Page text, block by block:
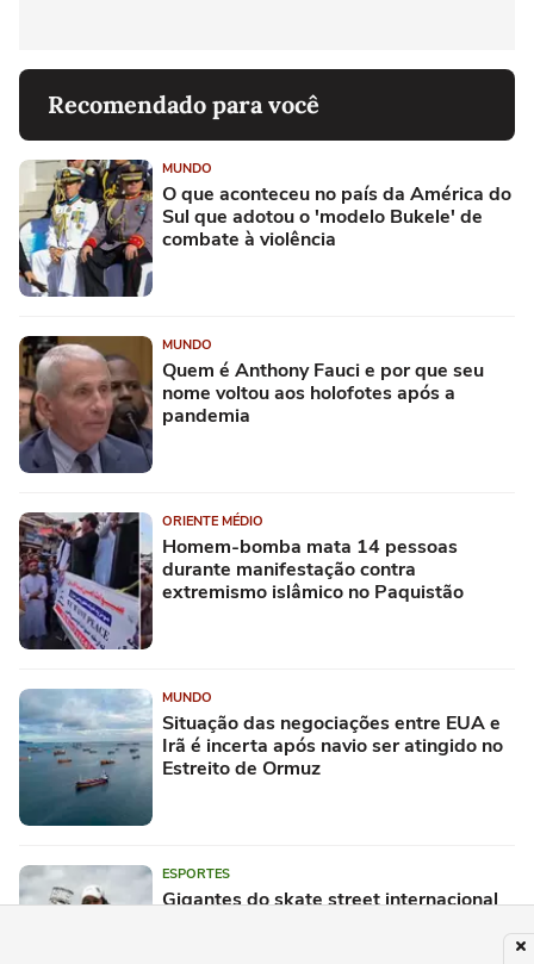
Recomendado para você
MUNDO
O que aconteceu no país da América do
Sul que adotou o 'modelo Bukele' de
combate à violência
MUNDO
Quem é Anthony Fauci e por que seu
nome voltou aos holofotes após a
pandemia
ORIENTE MÉDIO
Homem-bomba mata 14 pessoas
durante manifestação contra
extremismo islâmico no Paquistão
MUNDO
Situação das negociações entre EUA e
Irã é incerta após navio ser atingido no
Estreito de Ormuz
ESPORTES
Gigantes do skate street internacional